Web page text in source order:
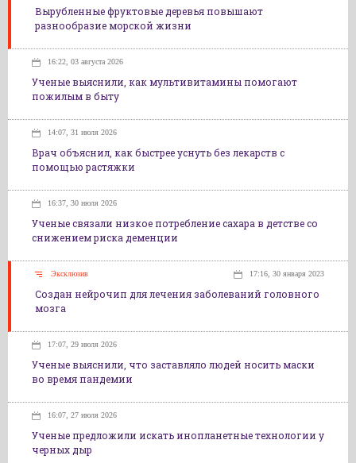
Вырубленные фруктовые деревья повышают
разнообразие морской жизни
16:22, 03 августа 2026
Ученые выяснили, как мультивитамины помогают
пожилым в быту
14:07, 31 июля 2026
Врач объяснил, как быстрее уснуть без лекарств с
помощью растяжки
16:37, 30 июля 2026
Ученые связали низкое потребление сахара в детстве со
снижением риска деменции
Эксклюзив 17:16, 30 января 2023
Создан нейрочип для лечения заболеваний головного
мозга
17:07, 29 июля 2026
Ученые выяснили, что заставляло людей носить маски
во время пандемии
16:07, 27 июля 2026
Ученые предложили искать инопланетные технологии у
черных дыр